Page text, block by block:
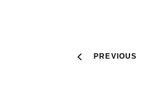
PREVIOUS